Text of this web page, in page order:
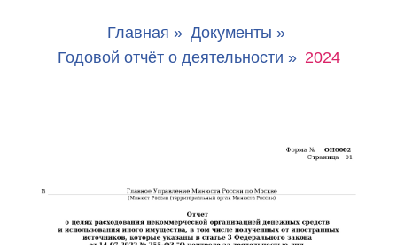
Главная » Документы »
Годовой отчёт о деятельности » 2024